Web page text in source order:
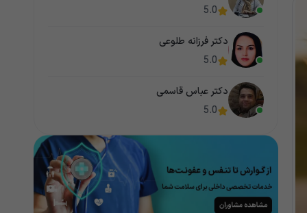
5.0
دکتر فرزانه طلوعی
5.0
دکتر عباس قاسمی
5.0